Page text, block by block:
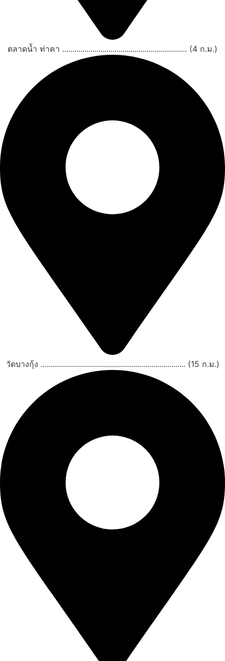
ตลาดน้ำ ท่าคา .............................................................. (4 ก.ม.)
วัดบางกุ้ง ........................................................................ (15 ก.ม.)